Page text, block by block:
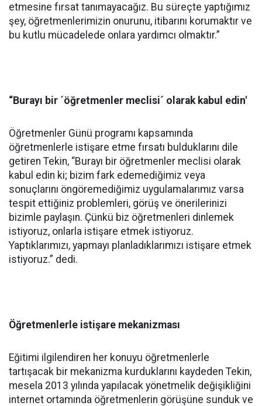
etmesine fırsat tanımayacağız. Bu süreçte yaptığımız
şey, öğretmenlerimizin onurunu, itibarını korumaktır ve
bu kutlu mücadelede onlara yardımcı olmaktır.”
“Burayı bir ´öğretmenler meclisi´ olarak kabul edin'
Öğretmenler Günü programı kapsamında
öğretmenlerle istişare etme fırsatı bulduklarını dile
getiren Tekin, “Burayı bir öğretmenler meclisi olarak
kabul edin ki; bizim fark edemediğimiz veya
sonuçlarını öngöremediğimiz uygulamalarımız varsa
tespit ettiğiniz problemleri, görüş ve önerilerinizi
bizimle paylaşın. Çünkü biz öğretmenleri dinlemek
istiyoruz, onlarla istişare etmek istiyoruz.
Yaptıklarımızı, yapmayı planladıklarımızı istişare etmek
istiyoruz.” dedi.
Öğretmenlerle istişare mekanizması
Eğitimi ilgilendiren her konuyu öğretmenlerle
tartışacak bir mekanizma kurduklarını kaydeden Tekin,
mesela 2013 yılında yapılacak yönetmelik değişikliğini
internet ortamında öğretmenlerin görüşüne sunduk ve